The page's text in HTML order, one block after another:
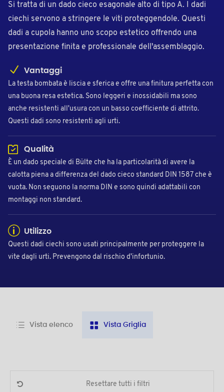
Si tratta di un dado cieco esagonale alto di tipo A. I dadi
ciechi servono a stringere le viti proteggendole. Questi
dadi a cupola hanno uno scopo estetico offrendo una
presentazione finita e professionale dell'assemblaggio.
Vantaggi
La testa bombata è liscia e sferica e offre una finitura perfetta con
una buona resa estetica. Sono leggeri e inossidabili ma sono
anche resistenti all'usura con un basso coefficiente di attrito.
Questi dadi sono resistenti agli urti.
Qualità
È un dado speciale di Bülte che ha la particolarità di avere la
calotta piena a differenza del dado cieco standard DIN 1587 che è
vuota. Non seguono la norma DIN e sono quindi adattabili con
montaggi non standard.
Utilizzo
Questi dadi ciechi sono usati principalmente per proteggere la
vite dagli urti. Prevengono dal rischio d'infortunio.
Vista elenco Vista Griglia
Resettare tutti i filtri